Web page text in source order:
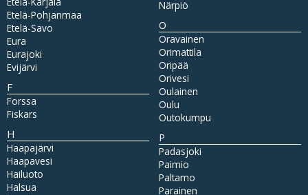
Etelä-Pohjanmaa
Etelä-Savo
Eura
Eurajoki
Evijärvi
F
Forssa
Fiskars
H
Haapajärvi
Haapavesi
Hailuoto
Halsua
Närpiö
O
Oravainen
Orimattila
Oripää
Orivesi
Oulainen
Oulu
Outokumpu
P
Padasjoki
Paimio
Paltamo
Parainen